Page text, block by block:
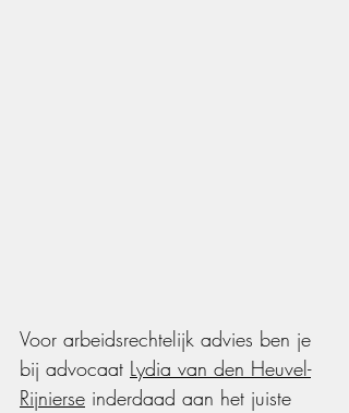
Voor arbeidsrechtelijk advies ben je
bij advocaat Lydia van den Heuvel-
Rijnierse inderdaad aan het juiste